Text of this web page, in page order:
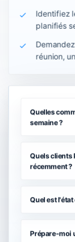
Identifiez
planifiés
réunion,
Quelles
semaine ?
Quels clients
récemment ?
Quel est
Prépare-moi